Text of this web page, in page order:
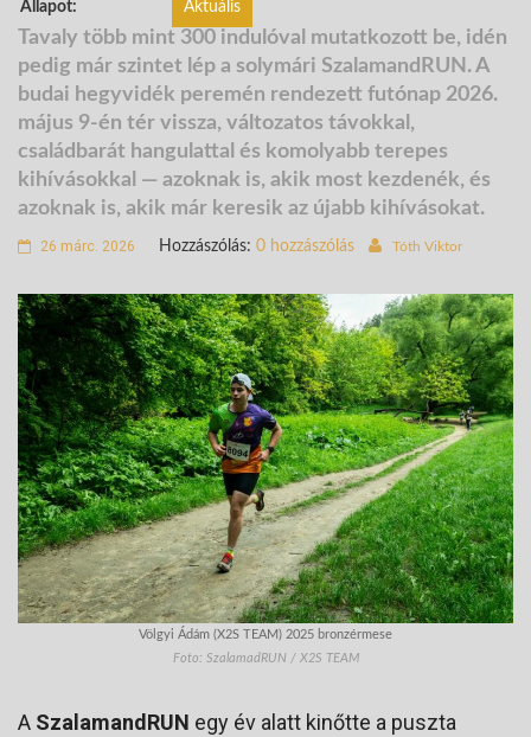
Állapot: Aktuális
Tavaly több mint 300 indulóval mutatkozott be, idén
pedig már szintet lép a solymári SzalamandRUN . A
budai hegyvidék peremén rendezett futónap 2026.
május 9-én tér vissza, változatos távokkal,
családbarát hangulattal és komolyabb terepes
kihívásokkal — azoknak is, akik most kezdenék, és
azoknak is, akik már keresik az újabb kihívásokat.
26 márc. 2026 Hozzászólás: 0 hozzászólás Tóth Viktor
Völgyi Ádám (X2S TEAM) 2025 bronzérmese
Foto: SzalamadRUN / X2S TEAM
A SzalamandRUN egy év alatt kinőtte a puszta